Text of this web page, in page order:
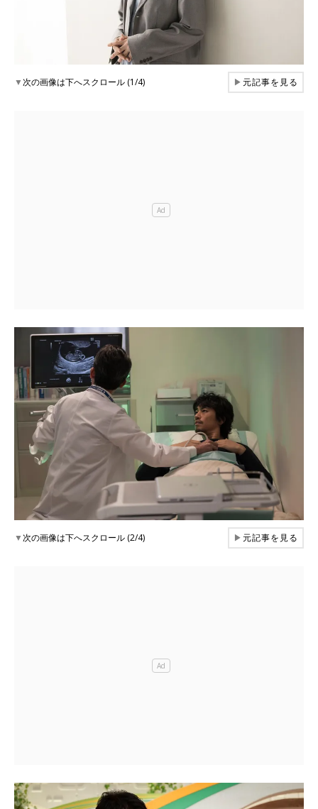
▼次の画像は下へスクロール (1/4) ▶元記事を見る
▼次の画像は下へスクロール (2/4) ▶元記事を見る